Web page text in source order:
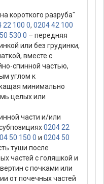
короткого разруба"
22 100 0, 0204 42 100
530 0 – передняя
или без грудинки,
вместе с
спинной частью,
углом к
минимально
целых или
части и/или
0204 22
50 150 0 и 0204 50
туши после
частей с голяшкой и
с почками или
от почечных частей